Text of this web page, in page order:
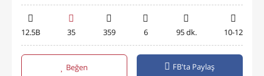
12.5B 35 359 6 95 dk. 10-12
Beğen FB'ta Paylaş